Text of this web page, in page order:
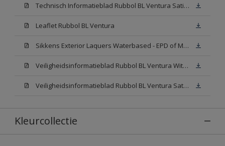
Technisch Informatieblad Rubbol BL Ventura Satin (PDF)
Leaflet Rubbol BL Ventura
Sikkens Exterior Laquers Waterbased - EPD of Milieuproductverklaring
Veiligheidsinformatieblad Rubbol BL Ventura Wit W05(MSDS)
Veiligheidsinformatieblad Rubbol BL Ventura Satin N00 (MSDS)
Kleurcollectie